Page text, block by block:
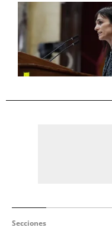
Secciones